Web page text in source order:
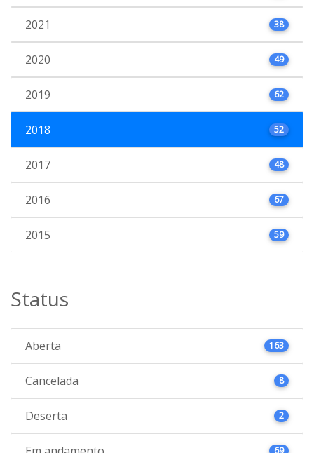
2021 38
2020 49
2019 62
2018 52
2017 48
2016 67
2015 59
Status
Aberta 163
Cancelada 8
Deserta 2
69